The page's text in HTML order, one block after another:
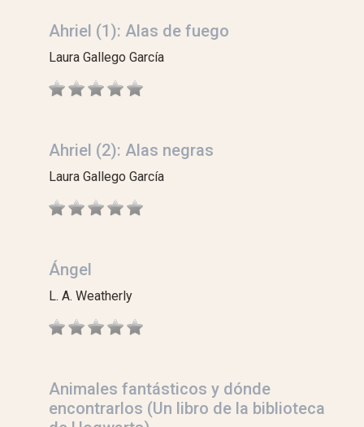
Ahriel (1): Alas de fuego
Laura Gallego García
Ahriel (2): Alas negras
Laura Gallego García
Ángel
L. A. Weatherly
Animales fantásticos y dónde
encontrarlos (Un libro de la biblioteca